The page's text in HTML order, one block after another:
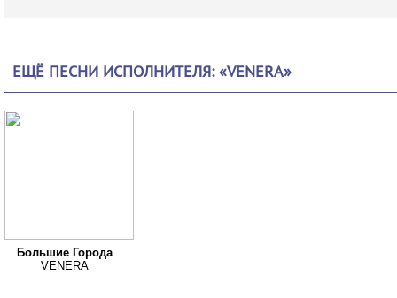
ЕЩЁ ПЕСНИ ИСПОЛНИТЕЛЯ: «VENERA»
Большие Города
VENERA